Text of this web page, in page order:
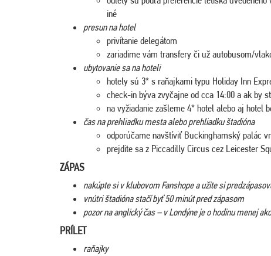
iné
presun na hotel
privítanie delegátom
zariadime vám transfery či už autobusom/
ubytovanie sa na hoteli
hotely sú 3* s raňajkami typu Holiday Inn
check-in býva zvyčajne od cca 14:00 a ak by
na vyžiadanie zašleme 4* hotel alebo aj hotel
čas na prehliadku mesta alebo prehliadku štadióna
odporúčame navštíviť Buckinghamský palác
prejdite sa z Piccadilly Circus cez Leicester
ZÁPAS
nakúpte si v klubovom Fanshope a užite si
vnútri štadióna stačí byť 50 minút pred zápasom
pozor na anglický čas – v Londýne je o hodinu menej
PRÍLET
raňajky